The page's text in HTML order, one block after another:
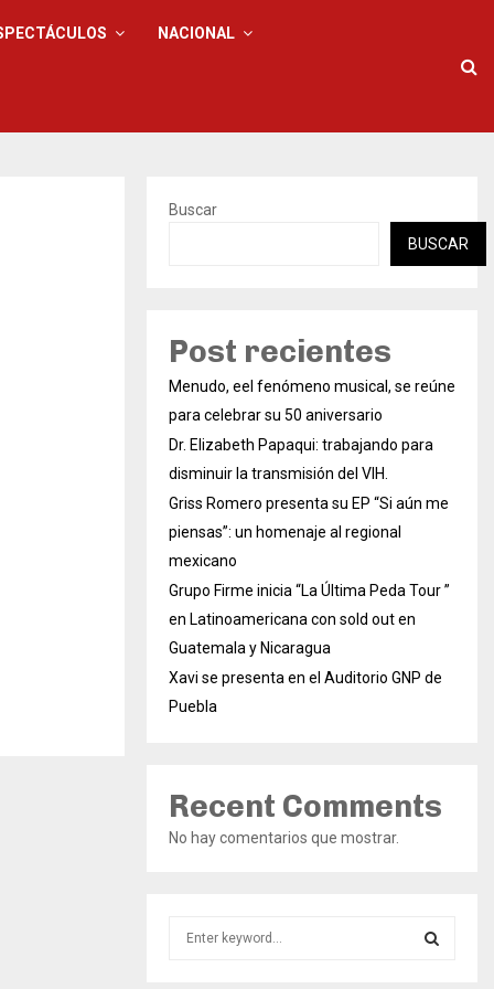
NACIONAL
Buscar
BUSCAR
Post recientes
Menudo, eel fenómeno musical, se reúne
para celebrar su 50 aniversario
Dr. Elizabeth Papaqui: trabajando para
disminuir la transmisión del VIH.
Griss Romero presenta su EP “Si aún me
piensas”: un homenaje al regional
mexicano
Grupo Firme inicia “La Última Peda Tour ”
en Latinoamericana con sold out en
Guatemala y Nicaragua
Xavi se presenta en el Auditorio GNP de
Puebla
Recent Comments
No hay comentarios que mostrar.